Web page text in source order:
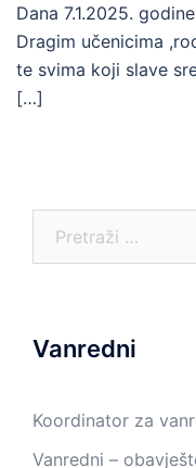
Dana 7.1.2025.
Dragim učenicima
te svima koji slave
[…]
Vanredni
Koordinator za
Vanredni –